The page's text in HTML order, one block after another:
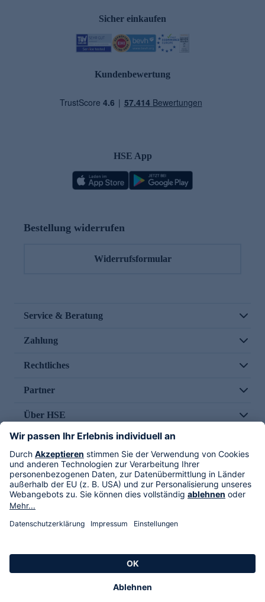
Sicher einkaufen
Kundenbewertung
HSE App
Bestellung widerrufen
Widerrufsformular
Service & Beratung
Zahlung
Rechtliches
Partner
Über HSE
Im TV
HSE International